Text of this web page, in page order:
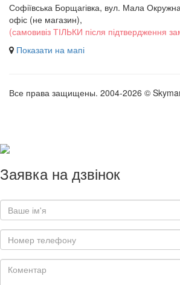
Софіївська Борщагівка, вул. Мала
офіс (не магазин),
(самовивіз ТІЛЬКИ після підтвердження
Показати на мапі
Все права защищены. 2004-2026 ©
Заявка на дзвінок